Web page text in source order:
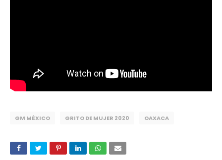
GM MÉXICO GRITO DE MUJER 2020 OAXACA